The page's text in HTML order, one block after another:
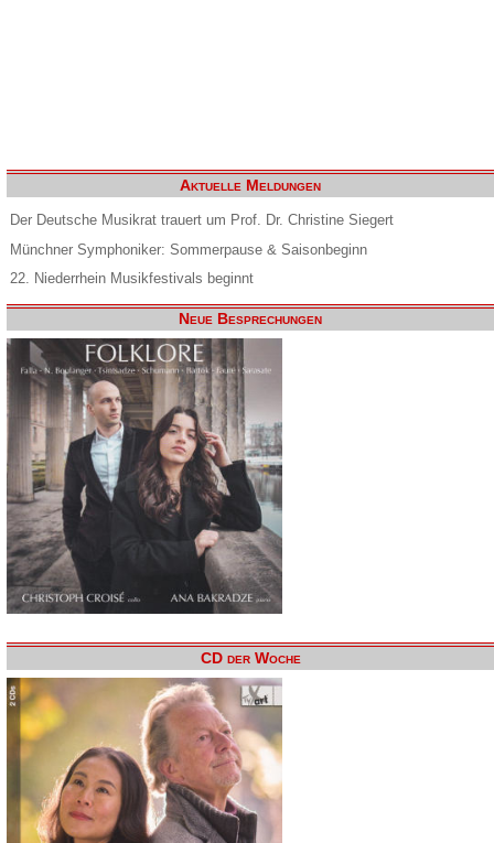
Aktuelle Meldungen
Der Deutsche Musikrat trauert um Prof. Dr. Christine Siegert
Münchner Symphoniker: Sommerpause & Saisonbeginn
22. Niederrhein Musikfestivals beginnt
Neue Besprechungen
CD der Woche